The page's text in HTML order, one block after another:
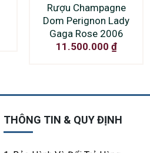
Rượu Champagne
Dom Perignon Lady
Gaga Rose 2006
11.500.000 ₫
THÔNG TIN & QUY ĐỊNH